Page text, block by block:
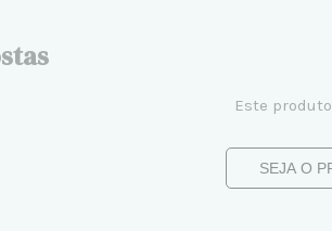
Este
SEJA O